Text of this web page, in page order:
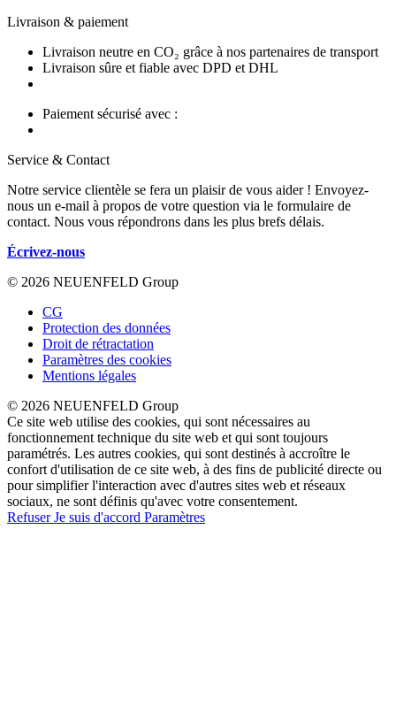
Livraison & paiement
Livraison neutre en CO₂ grâce à nos partenaires de transport
Livraison sûre et fiable avec DPD et DHL
Paiement sécurisé avec :
Service & Contact
Notre service clientèle se fera un plaisir de vous aider ! Envoyez-
nous un e-mail à propos de votre question via le formulaire de
contact. Nous vous répondrons dans les plus brefs délais.
Écrivez-nous
© 2026 NEUENFELD Group
CG
Protection des données
Droit de rétractation
Paramètres des cookies
Mentions légales
© 2026 NEUENFELD Group
Ce site web utilise des cookies, qui sont nécessaires au
fonctionnement technique du site web et qui sont toujours
paramétrés. Les autres cookies, qui sont destinés à accroître le
confort d'utilisation de ce site web, à des fins de publicité directe ou
pour simplifier l'interaction avec d'autres sites web et réseaux
sociaux, ne sont définis qu'avec votre consentement.
RefuserJe suis d'accord Paramètres